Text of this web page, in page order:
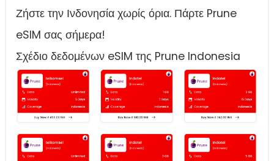
Ζήστε την Ινδονησία χωρίς όρια. Πάρτε Prune
eSIM σας σήμερα!
Σχέδιο δεδομένων eSIM της Prune Indonesia